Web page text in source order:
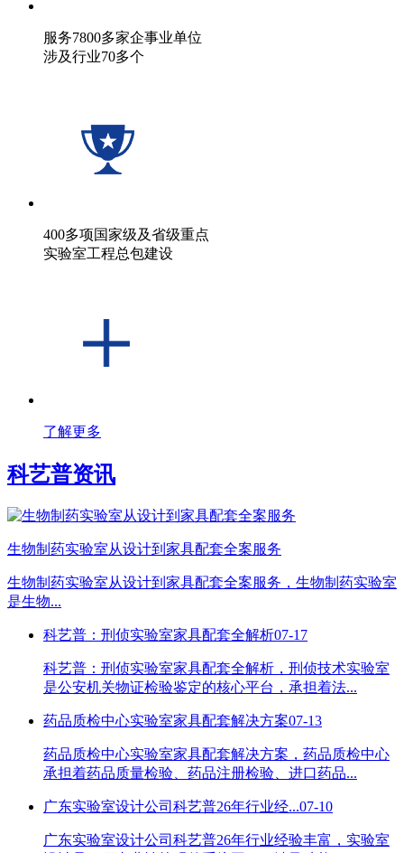
服务7800多家企事业单位
涉及行业70多个
400多项国家级及省级重点
实验室工程总包建设
了解更多
科艺普资讯
生物制药实验室从设计到家具配套全案服务
生物制药实验室从设计到家具配套全案服务，生物制药实验室
是生物...
科艺普：刑侦实验室家具配套全解析07-17
科艺普：刑侦实验室家具配套全解析，刑侦技术实验室
是公安机关物证检验鉴定的核心平台，承担着法...
药品质检中心实验室家具配套解决方案07-13
药品质检中心实验室家具配套解决方案，药品质检中心
承担着药品质量检验、药品注册检验、进口药品...
广东实验室设计公司科艺普26年行业经...07-10
广东实验室设计公司科艺普26年行业经验丰富，实验室